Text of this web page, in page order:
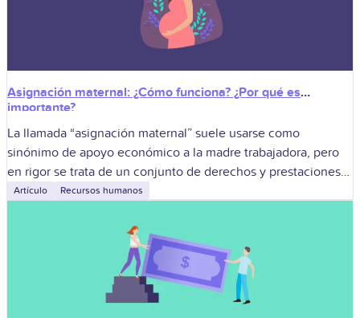
Asignación maternal: ¿Cómo funciona? ¿Por qué es
importante?
La llamada “asignación maternal” suele usarse como
sinónimo de apoyo económico a la madre trabajadora, pero
en rigor se trata de un conjunto de derechos y prestaciones
que estructuran la
Artículo Recursos humanos